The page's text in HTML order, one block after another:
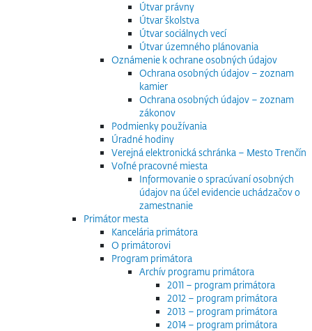
Útvar právny
Útvar školstva
Útvar sociálnych vecí
Útvar územného plánovania
Oznámenie k ochrane osobných údajov
Ochrana osobných údajov – zoznam
kamier
Ochrana osobných údajov – zoznam
zákonov
Podmienky používania
Úradné hodiny
Verejná elektronická schránka – Mesto Trenčín
Voľné pracovné miesta
Informovanie o spracúvaní osobných
údajov na účel evidencie uchádzačov o
zamestnanie
Primátor mesta
Kancelária primátora
O primátorovi
Program primátora
Archív programu primátora
2011 – program primátora
2012 – program primátora
2013 – program primátora
2014 – program primátora